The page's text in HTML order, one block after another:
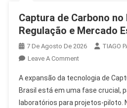
Captura de Carbono no
Regulação e Mercado
7 De Agosto De 2026
TIAGO
Leave A CommentOn
De
Carbono
No
A expansão da tecnologia de
Brasil está em uma fase crucial,
laboratórios para projetos-piloto.